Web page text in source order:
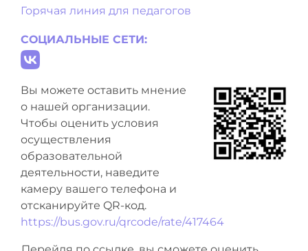
Горячая линия для педагогов
СОЦИАЛЬНЫЕ СЕТИ:
Вы можете оставить мнение
о нашей организации.
Чтобы оценить условия
осуществления
образовательной
деятельности, наведите
камеру вашего телефона и
отсканируйте QR-код.
https://bus.gov.ru/qrcode/rate/417464